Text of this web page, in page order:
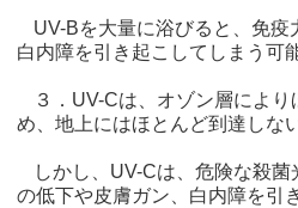
UV-Bを大量に浴びると、免
白内障を引き起こしてしまう可
３．UV-Cは、オゾン層によ
め、地上にはほとんど到達しな
しかし、UV-Cは、危険な殺
の低下や皮膚ガン、白内障を引